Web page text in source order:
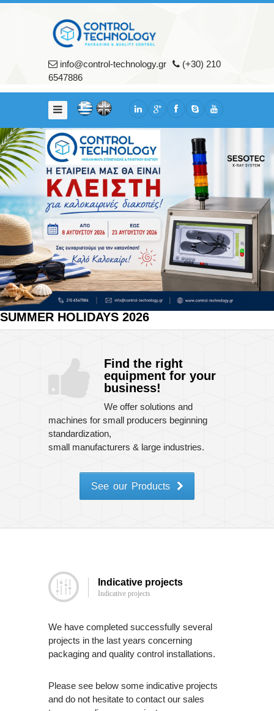
About
us
Services
Our
Clients
Products
Packaging
Machines
Quality
Control
Machines
Complementary
Machines
Consumables
Customer
Support
info@control-technology.gr
(+30) 210
6547886
SUMMER HOLIDAYS 2026
Find the right
equipment for your
business!
We offer solutions and
machines for small producers beginning
standardization,
small manufacturers & large industries.
See our Products
Indicative projects
Indicative projects
We have completed successfully several
projects in the last years concerning
packaging and quality control installations.
Please see below some indicative projects
and do not hesitate to contact our sales